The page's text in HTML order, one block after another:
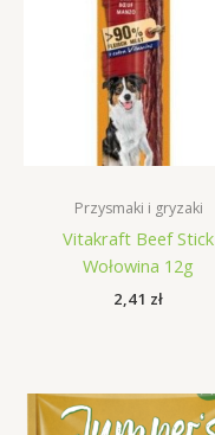
Przysmaki i gryzaki
Vitakraft Beef Stick
Wołowina 12g
2,41 zł